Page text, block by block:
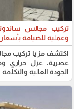
تركيب مجالس
وعملية للضيافة
اكتشف مزايا تركيب
عصرية، عزل حراري
الجودة العالية والتكلفة